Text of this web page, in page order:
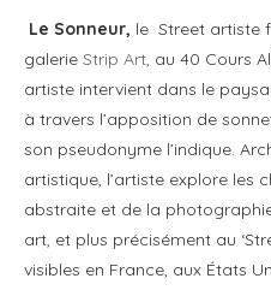
Le Sonneur, le Street artiste
galerie Strip Art, au 40 Cours
artiste intervient dans le
à travers l’apposition de
son pseudonyme l’indique.
artistique, l’artiste explore les
abstraite et de la
art, et plus précisément au
visibles en France, aux États